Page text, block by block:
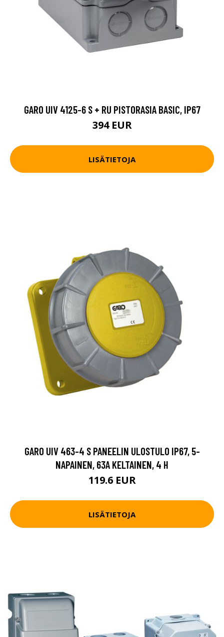
GARO UIV 4125-6 S + RU PISTORASIA BASIC, IP67
394 EUR
LISÄTIETOJA
GARO UIV 463-4 S PANEELIN ULOSTULO IP67, 5-
NAPAINEN, 63A KELTAINEN, 4 H
119.6 EUR
LISÄTIETOJA